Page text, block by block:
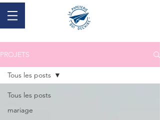
PROJETS
Tous les posts
mariage
Tous les posts